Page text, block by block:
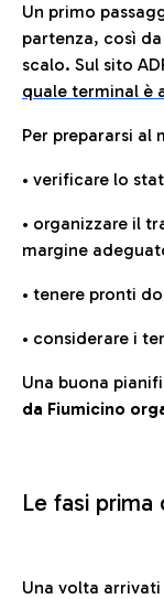
Un primo
partenza, così
scalo. Sul sito
quale terminal è
Per prepararsi al
• verificare lo
• organizzare il
margine
• tenere pronti
• considerare i
Una buona
da Fiumicino
Le fasi prima
Una volta